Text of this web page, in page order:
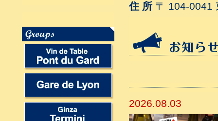
住 所 〒 104-0041
2026.08.03